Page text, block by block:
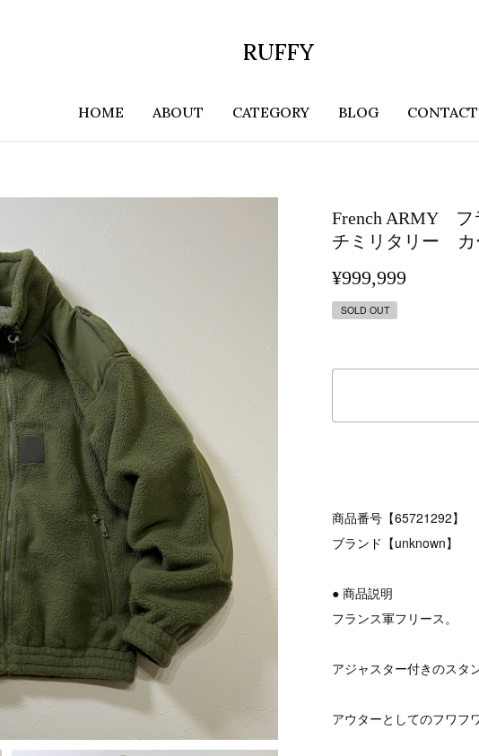
RUFFY
HOME ABOUT CATEGORY BLOG CONTACT
French ARMY
チミリタリー カ
¥999,999
SOLD OUT
商品番号【65721292】
ブランド【unknown】
● 商品説明
フランス軍フリース。
アジャスター付きのスタ
アウターとしてのフワフ